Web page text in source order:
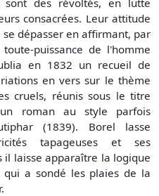
consacrées. Leur attitude
dépasser en affirmant, par
puissance de l'homme
en 1832 un recueil de
en vers sur le thème
cruels, réunis sous le titre
roman au style parfois
(1839). Borel lasse
tapageuses et ses
il laisse apparaître la logique
qui a sondé les plaies de la